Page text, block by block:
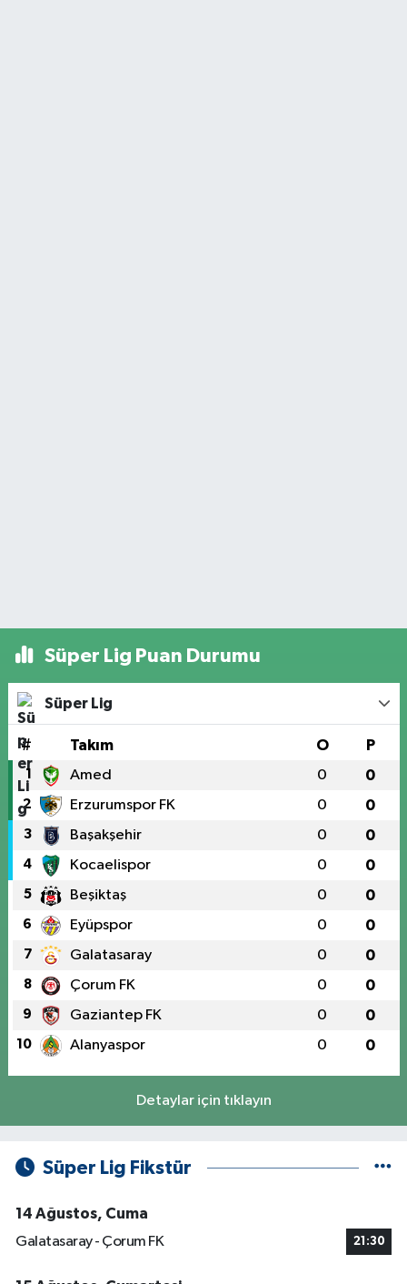
Süper Lig Puan Durumu
Süper Lig
# Takım O P
1 Amed 0 0
2 Erzurumspor FK 0 0
3 Başakşehir 0 0
4 Kocaelispor 0 0
5 Beşiktaş 0 0
6 Eyüpspor 0 0
7 Galatasaray 0 0
8 Çorum FK 0 0
9 Gaziantep FK 0 0
10 Alanyaspor 0 0
Detaylar için tıklayın
Süper Lig Fikstür
14 Ağustos, Cuma
Galatasaray - Çorum FK
21:30